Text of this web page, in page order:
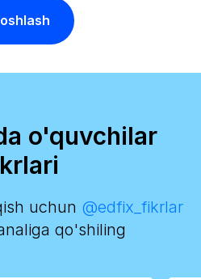
o'quvchilar
uchun @edfix_fikrlar
qo'shiling